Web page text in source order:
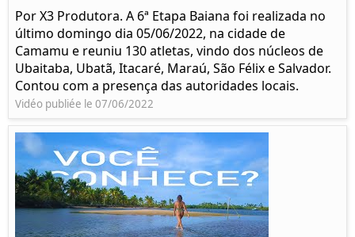
Por X3 Produtora. A 6ª Etapa Baiana foi realizada no
último domingo dia 05/06/2022, na cidade de
Camamu e reuniu 130 atletas, vindo dos núcleos de
Ubaitaba, Ubatã, Itacaré, Maraú, São Félix e Salvador.
Contou com a presença das autoridades locais.
Vidéo publiée le 07/06/2022